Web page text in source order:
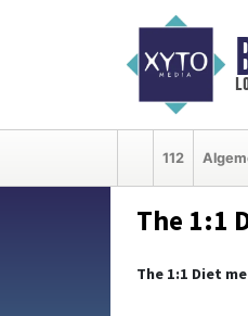
112
The 1:1
The 1:1 Diet